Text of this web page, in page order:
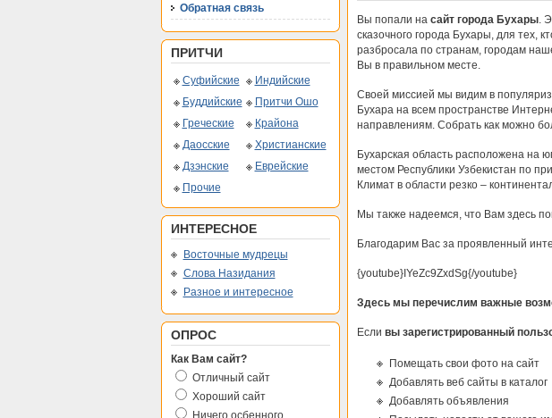
Обратная связь
ПРИТЧИ
Суфийские
Индийские
Буддийские
Притчи Ошо
Греческие
Крайона
Даосские
Христианские
Дзэнские
Еврейские
Прочие
ИНТЕРЕСНОЕ
Восточные мудрецы
Слова Назидания
Разное и интересное
ОПРОС
Как Вам сайт?
Отличный сайт
Хороший сайт
Ничего осбенного
Вы попали на сайт города Бухары.
сказочного города Бухары, для тех,
разбросала по странам, городам
Вы в правильном месте.
Своей миссией мы видим в
Бухара на всем пространстве
направлениям. Собрать как можно
Бухарская область расположена на
местом Республики Узбекистан по
Климат в области резко –
Мы также надеемся, что Вам здесь
Благодарим Вас за проявленный
{youtube}IYeZc9ZxdSg{/youtube}
Здесь мы перечислим важные
Если вы зарегистрированный
Помещать свои фото на сайт
Добавлять веб сайты в каталог
Добавлять объявления